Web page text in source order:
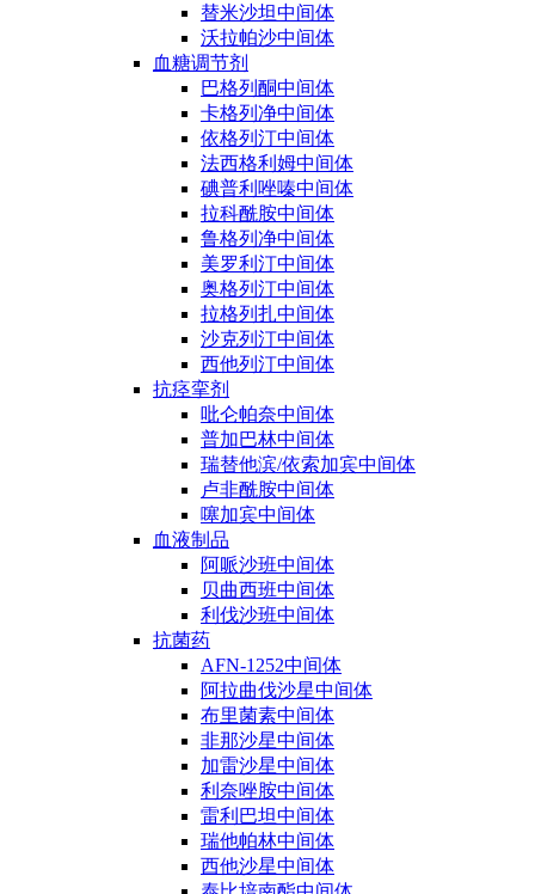
替米沙坦中间体
沃拉帕沙中间体
血糖调节剂
巴格列酮中间体
卡格列净中间体
依格列汀中间体
法西格利姆中间体
碘普利唑嗪中间体
拉科酰胺中间体
鲁格列净中间体
美罗利汀中间体
奥格列汀中间体
拉格列扎中间体
沙克列汀中间体
西他列汀中间体
抗痉挛剂
吡仑帕奈中间体
普加巴林中间体
瑞替他滨/依索加宾中间体
卢非酰胺中间体
噻加宾中间体
血液制品
阿哌沙班中间体
贝曲西班中间体
利伐沙班中间体
抗菌药
AFN-1252中间体
阿拉曲伐沙星中间体
布里菌素中间体
非那沙星中间体
加雷沙星中间体
利奈唑胺中间体
雷利巴坦中间体
瑞他帕林中间体
西他沙星中间体